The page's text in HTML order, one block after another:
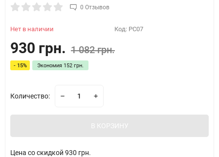
0 Отзывов
Нет в наличии Код: PC07
930 грн. 1 082 грн.
- 15% Экономия 152 грн.
Количество:
В КОРЗИНУ
Цена со скидкой 930 грн.